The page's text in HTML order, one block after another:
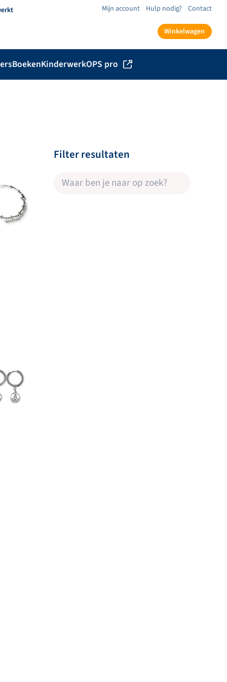
Mijn account Hulp nodig? Contact
Winkelwagen
BoekenKinderwerkOPS pro
Filter resultaten